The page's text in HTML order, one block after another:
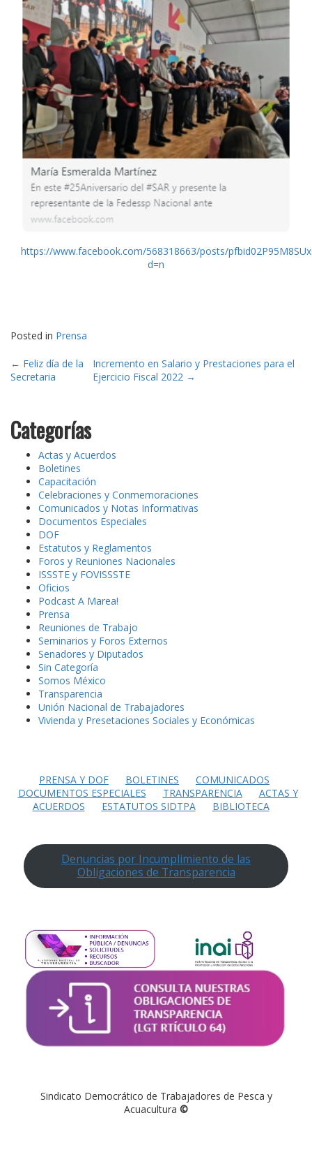
https://www.facebook.com/568318663/posts/
d=n
Posted in Prensa
Post
navigation
← Feliz día de la
Secretaria
Incremento en Salario y Prestaciones para el
Ejercicio Fiscal 2022 →
Categorías
Actas y Acuerdos
Boletines
Capacitación
Celebraciones y Conmemoraciones
Comunicados y Notas Informativas
Documentos Especiales
DOF
Estatutos y Reglamentos
Foros y Reuniones Nacionales
ISSSTE y FOVISSSTE
Oficios
Podcast A Marea!
Prensa
Reuniones de Trabajo
Seminarios y Foros Externos
Senadores y Diputados
Sin Categoría
Somos México
Transparencia
Unión Nacional de Trabajadores
Vivienda y Presetaciones Sociales y Económicas
PRENSA Y DOF BOLETINES
COMUNICADOS
DOCUMENTOS ESPECIALES
TRANSPARENCIA
ACTAS Y
ACUERDOS
ESTATUTOS SIDTPA BIBLIOTECA
Denuncias por Incumplimiento de las
Obligaciones de Transparencia
Sindicato Democrático de Trabajadores de Pesca y
Acuacultura ©